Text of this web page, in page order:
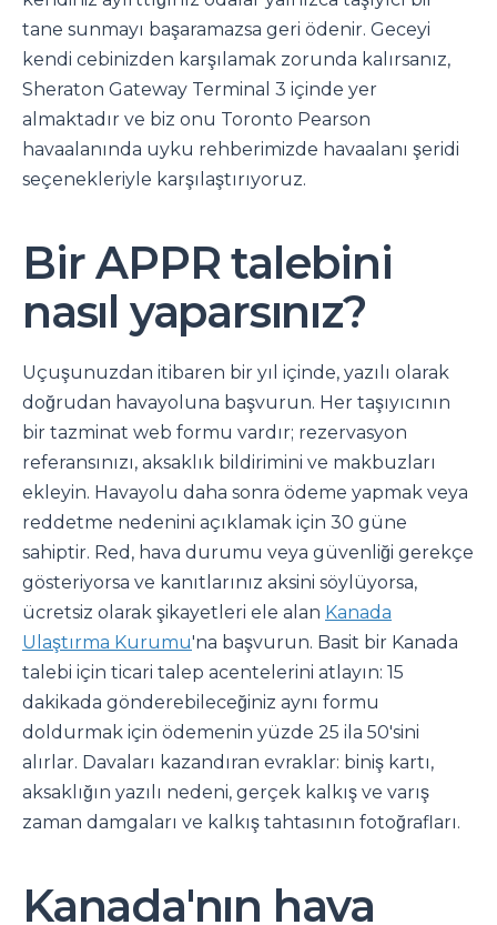
tane sunmayı başaramazsa geri ödenir. Geceyi
kendi cebinizden karşılamak zorunda kalırsanız,
Sheraton Gateway Terminal 3 içinde yer
almaktadır ve biz onu Toronto Pearson
havaalanında uyku rehberimizde havaalanı şeridi
seçenekleriyle karşılaştırıyoruz.
Bir APPR talebini
nasıl yaparsınız?
Uçuşunuzdan itibaren bir yıl içinde, yazılı olarak
doğrudan havayoluna başvurun. Her taşıyıcının
bir tazminat web formu vardır; rezervasyon
referansınızı, aksaklık bildirimini ve makbuzları
ekleyin. Havayolu daha sonra ödeme yapmak veya
reddetme nedenini açıklamak için 30 güne
sahiptir. Red, hava durumu veya güvenliği gerekçe
gösteriyorsa ve kanıtlarınız aksini söylüyorsa,
ücretsiz olarak şikayetleri ele alan Kanada
Ulaştırma Kurumu'na başvurun. Basit bir Kanada
talebi için ticari talep acentelerini atlayın: 15
dakikada gönderebileceğiniz aynı formu
doldurmak için ödemenin yüzde 25 ila 50'sini
alırlar. Davaları kazandıran evraklar: biniş kartı,
aksaklığın yazılı nedeni, gerçek kalkış ve varış
zaman damgaları ve kalkış tahtasının fotoğrafları.
Kanada'nın hava